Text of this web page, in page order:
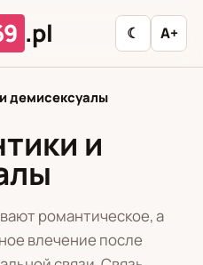
.pl ☾ A+
S69 .pl
Д
демисексуалы
и
романтическое, а
влечение после